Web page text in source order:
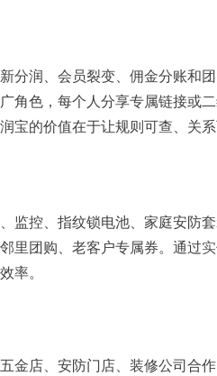
分润、会员裂变、佣金分账和
角色，每个人分享专属链接或
宝的价值在于让规则可查、关
监控、指纹锁电池、家庭安防
里团购、老客户专属券。通过
率。
金店、安防门店、装修公司合